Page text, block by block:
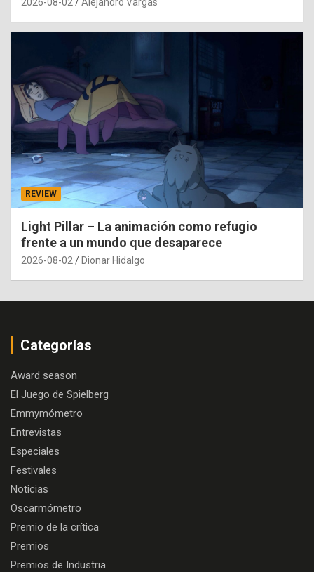
2026-08-02 Alejandro Vargas
REVIEW
Light Pillar – La animación como refugio
frente a un mundo que desaparece
2026-08-02 Dionar Hidalgo
Categorías
Award season
El Juego de Spielberg
Emmymómetro
Entrevistas
Especiales
Festivales
Noticias
Oscarmómetro
Premio de la crítica
Premios
Premios de Industria